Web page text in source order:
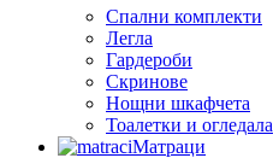
Спални комплекти
Легла
Гардероби
Скринове
Нощни шкафчета
Тоалетки и огледала
Матраци